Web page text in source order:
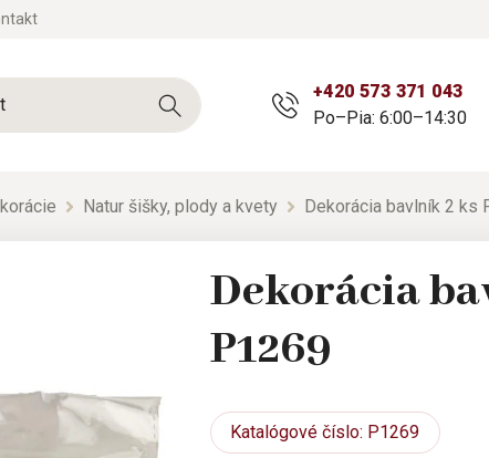
+420 573 371 043
Po–Pia: 6:00–14:30
Natur šišky, plody a kvety Dekorácia bavlník 2 ks
Dekorácia
P1269
Katalógové číslo: P1269